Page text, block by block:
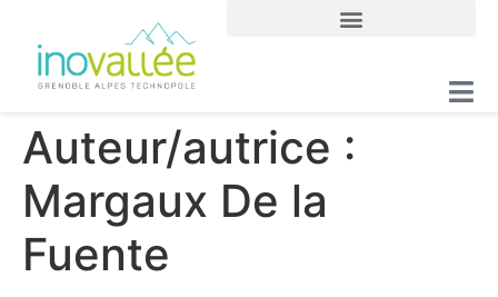
Auteur/autrice :
Margaux De la
Fuente